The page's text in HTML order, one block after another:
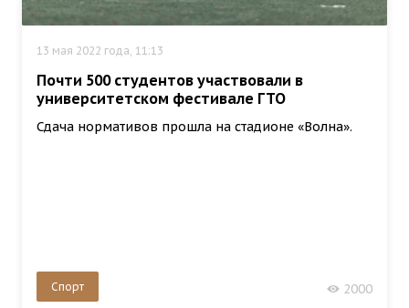
13 мая 2022 года, 11:13
Почти 500 студентов участвовали в
университетском фестивале ГТО
Сдача нормативов прошла на стадионе «Волна».
Спорт 2000